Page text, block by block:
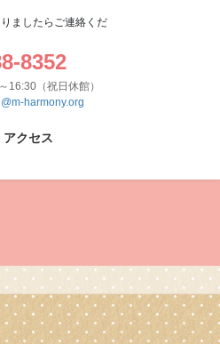
ましたらご連絡くだ
8352
16:30（祝日休館）
harmony.org
アクセス